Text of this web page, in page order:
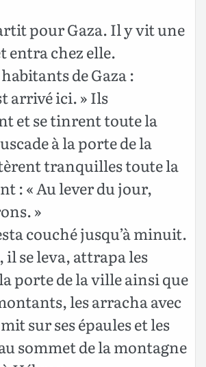
pour Gaza. Il y vit une
entra chez elle.
de Gaza :
arrivé ici. » Ils
et se tinrent toute la
à la porte de la
tranquilles toute la
: « Au lever du jour,
»
couché jusqu’à minuit.
se leva, attrapa les
porte de la ville ainsi que
les arracha avec
sur ses épaules et les
sommet de la montagne